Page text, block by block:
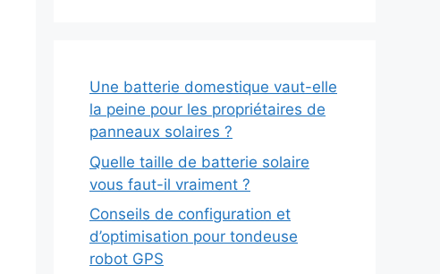
Une batterie domestique vaut-elle
la peine pour les propriétaires de
panneaux solaires ?
Quelle taille de batterie solaire
vous faut-il vraiment ?
Conseils de configuration et
d’optimisation pour tondeuse
robot GPS